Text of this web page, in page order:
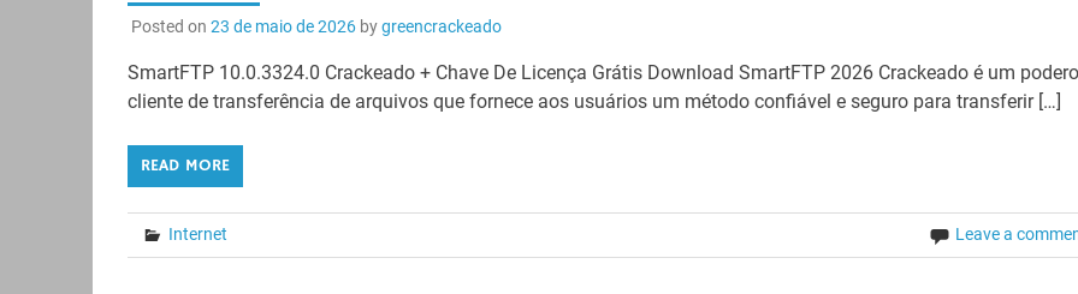
Posted on 23 de maio de 2026bygreencrackeado
SmartFTP 10.0.3324.0 Crackeado + Chave De Licença Grátis Download SmartFTP 2026 Crackeado é um
cliente de transferência de arquivos que fornece aos usuários um método confiável e seguro para transferir […]
READ MORE
Internet Leave a